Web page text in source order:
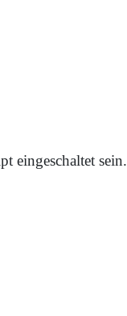
eingeschaltet sein.